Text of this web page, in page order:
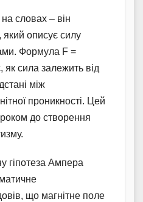
словах – він
описує силу
Формула F =
як сила залежить від
між
проникності. Цей
до створення
гіпотеза Ампера
що магнітне поле